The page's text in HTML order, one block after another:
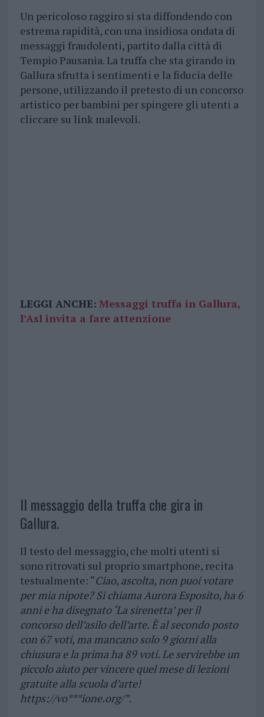
Un pericoloso raggiro si sta diffondendo con
estrema rapidità, con una insidiosa ondata di
messaggi fraudolenti, partito dalla città di
Tempio Pausania. La truffa che sta girando in
Gallura sfrutta i sentimenti e la fiducia delle
persone, utilizzando il pretesto di un concorso
artistico per bambini per spingere gli utenti a
cliccare su link malevoli.
LEGGI ANCHE: Messaggi truffa in Gallura,
l’Asl invita a fare attenzione
Il messaggio della truffa che gira in
Gallura.
Il testo del messaggio, che molti utenti si
sono ritrovati sul proprio smartphone, recita
testualmente: “Ciao, ascolta, non puoi votare
per mia nipote? Si chiama Aurora Esposito, ha 6
anni e ha disegnato ‘La sirenetta’ per il
concorso dell’asilo dell’arte. È al secondo posto
con 67 voti, ma mancano solo 9 giorni alla
chiusura e la prima ha 89 voti. Le servirebbe un
piccolo aiuto per vincere quel mese di lezioni
gratuite alla scuola d’arte!
https://vo***ione.org/”.